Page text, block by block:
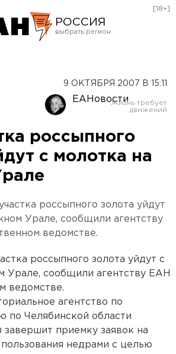
РОССИЯ
Оренбург
[18+]
9 ОКТЯБРЯ 2007 В 15:11
ЕАНовости
россыпного
с молотка на
россыпного золота уйдут
Урале, сообщили агентству
ведомстве.
россыпного золота уйдут с
Урале, сообщили агентству ЕАН
ведомстве.
агентство по
по Челябинской области
приемку заявок на
недрами с целью